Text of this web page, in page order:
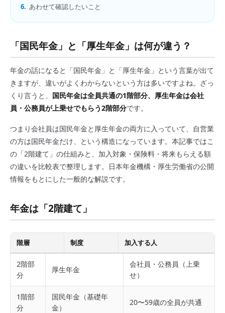
6. あわせて確認したいこと
「国民年金」と「厚生年金」は何が違う？
年金の話になると「国民年金」と「厚生年金」という言葉が出て
きますが、違いがよくわからないという方は多いですよね。ざっ
くり言うと、 国民年金は全員共通の1階部分、厚生年金は会社
員・公務員が上乗せでもらう2階部分です。
つまり会社員は国民年金と厚生年金の両方に入っていて、自営業
の方は国民年金だけ、という構造になっています。本記事ではこ
の「2階建て」の仕組みと、加入対象・保険料・将来もらえる額
の違いを比較表で整理します。日本年金機構・厚生労働省の公開
情報をもとにした一般的な解説です。
年金は「2階建て」
階層 制度 加入する人
2階部
分
厚生年金
会社員・公務員（上乗
せ）
1階部
分
国民年金（基礎年
金）
20〜59歳の全員が共通